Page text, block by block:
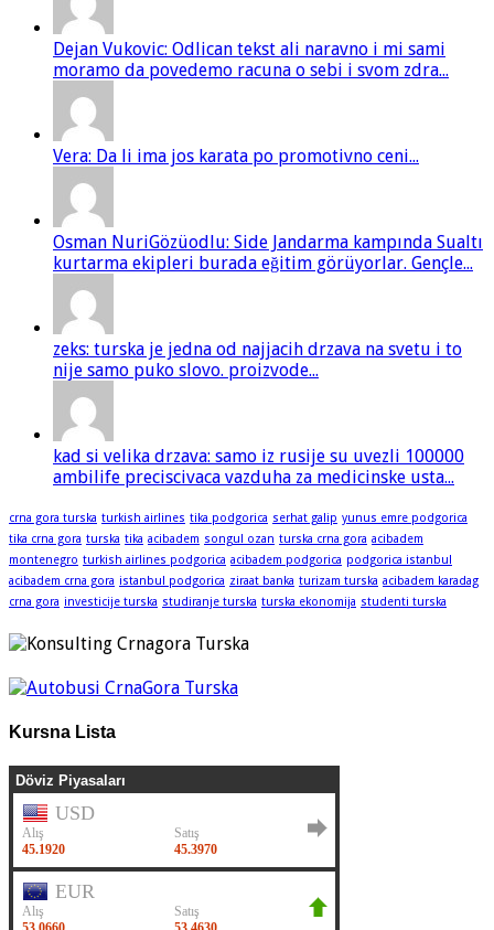
Dejan Vukovic: Odlican tekst ali naravno i mi sami
moramo da povedemo racuna o sebi i svom zdra...
Vera: Da li ima jos karata po promotivno ceni...
Osman NuriGözüodlu: Side Jandarma kampında Sualtı
kurtarma ekipleri burada eğitim görüyorlar. Gençle...
zeks: turska je jedna od najjacih drzava na svetu i to
nije samo puko slovo. proizvode...
kad si velika drzava: samo iz rusije su uvezli 100000
ambilife preciscivaca vazduha za medicinske usta...
crna gora turska turkish airlines tika podgorica serhat galip yunus emre podgorica
tika crna gora turska tika acibadem songul ozan turska crna gora acibadem
montenegro turkish airlines podgorica acibadem podgorica podgorica istanbul
acibadem crna gora istanbul podgorica ziraat banka turizam turska acibadem karadag
crna gora investicije turska studiranje turska turska ekonomija studenti turska
Kursna Lista